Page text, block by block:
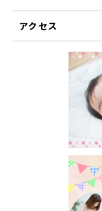
アクセス